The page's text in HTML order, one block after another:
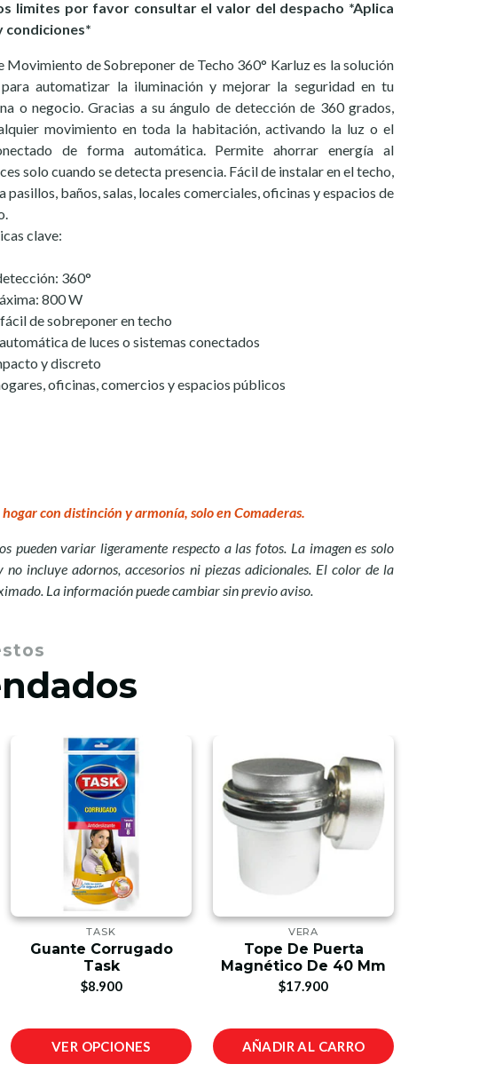
limites por favor consultar el valor del despacho *Aplica
condiciones*
Movimiento de Sobreponer de Techo 360° Karluz es la solución
automatizar la iluminación y mejorar la seguridad en tu
o negocio. Gracias a su ángulo de detección de 360 grados,
movimiento en toda la habitación, activando la luz o el
de forma automática. Permite ahorrar energía al
solo cuando se detecta presencia. Fácil de instalar en el techo,
pasillos, baños, salas, locales comerciales, oficinas y espacios de
clave:
360°
800 W
de sobreponer en techo
de luces o sistemas conectados
y discreto
oficinas, comercios y espacios públicos
con distinción y armonía, solo en Comaderas.
pueden variar ligeramente respecto a las fotos. La imagen es solo
no incluye adornos, accesorios ni piezas adicionales. El color de la
La información puede cambiar sin previo aviso.
TASK
Guante Corrugado
Task
$8.900
VER OPCIONES
VERA
Tope De Puerta
Magnético De 40 Mm
$17.900
AÑADIR AL CARRO